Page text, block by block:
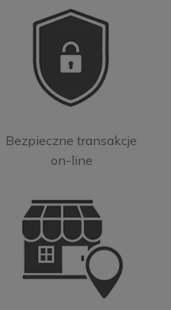
Bezpieczne transakcje
on-line